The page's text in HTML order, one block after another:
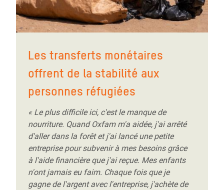
Les transferts monétaires
offrent de la stabilité aux
personnes réfugiées
« Le plus difficile ici, c'est le manque de
nourriture. Quand Oxfam m'a aidée, j'ai arrêté
d'aller dans la forêt et j'ai lancé une petite
entreprise pour subvenir à mes besoins grâce
à l'aide financière que j'ai reçue. Mes enfants
n'ont jamais eu faim. Chaque fois que je
gagne de l'argent avec l'entreprise, j'achète de